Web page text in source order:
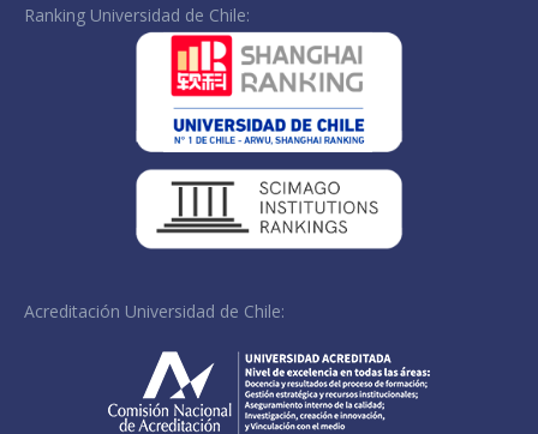
Ranking Universidad de Chile:
Acreditación Universidad de Chile: